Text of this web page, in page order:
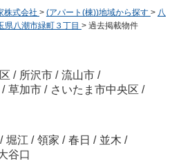
株式会社 > (アパート(棟))地域から探す > 八
県八潮市緑町３丁目 > 過去掲載物件
/ 所沢市 / 流山市 /
/ 草加市 / さいたま市中央区 /
/ 堀江 / 領家 / 春日 / 並木 /
谷口